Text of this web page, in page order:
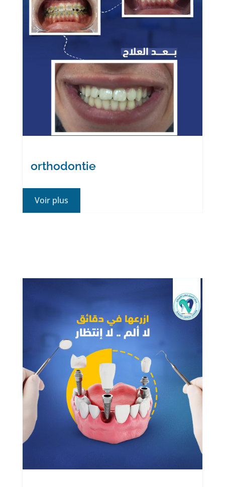
Nous prenons soin
de votre sourire
Expérience en
dentisterie
À propos de nous
orthodontie
Voir plus